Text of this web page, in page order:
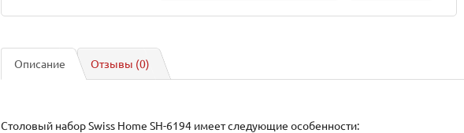
Описание Отзывы (0)
Столовый набор Swiss Home SH-6194 имеет следующие особенности: